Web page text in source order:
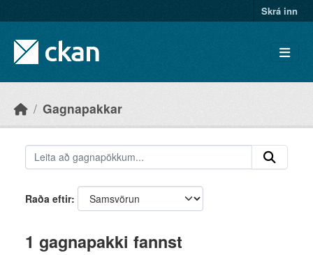
Skrá inn
Gagnapakkar
Raða eftir
1 gagnapakki fannst